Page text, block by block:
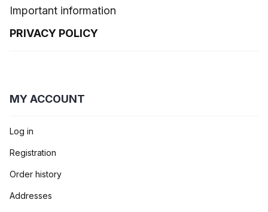
Important information
PRIVACY POLICY
MY ACCOUNT
Log in
Registration
Order history
Addresses